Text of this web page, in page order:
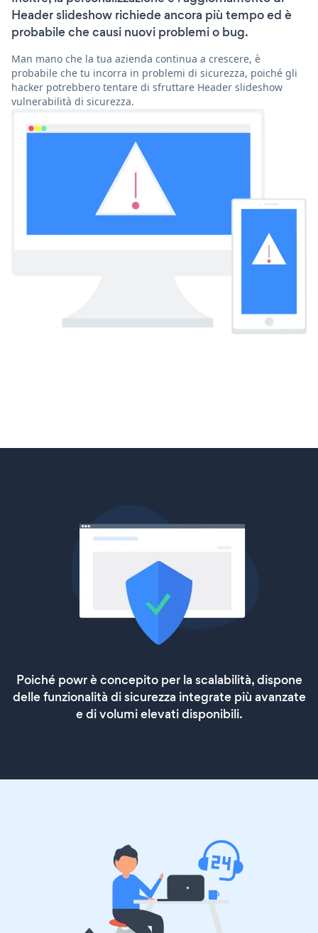
Header slideshow richiede ancora più tempo ed è
probabile che causi nuovi problemi o bug.
Man mano che la tua azienda continua a crescere, è
probabile che tu incorra in problemi di sicurezza, poiché gli
hacker potrebbero tentare di sfruttare Header slideshow
vulnerabilità di sicurezza.
Poiché powr è concepito per la scalabilità, dispone
delle funzionalità di sicurezza integrate più avanzate
e di volumi elevati disponibili.